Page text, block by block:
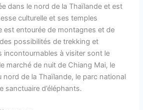
dans le nord de la Thaïlande et est
culturelle et ses temples
est entourée de montagnes et de
possibilités de trekking et
incontournables à visiter sont le
marché de nuit de Chiang Mai, le
nord de la Thaïlande, le parc national
sanctuaire d’éléphants.